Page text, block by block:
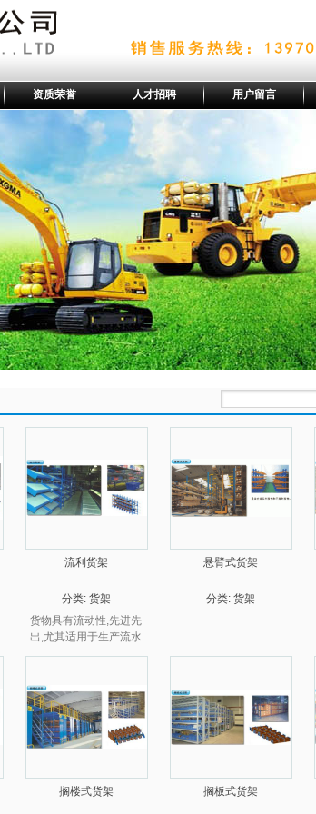
资质荣誉 人才招聘 用户留言
流利货架
分类: 货架
货物具有流动性,先进先
出,尤其适用于生产流水
线及流通环节的拣货作
悬臂式货架
分类: 货架
搁楼式货架 搁板式货架